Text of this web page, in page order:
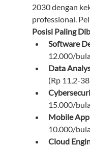
2030 dengan
professional.
Posisi Paling
Software
12.000/
Data
(Rp 11,2-
15.000/
Mobile
10.000/
Cloud